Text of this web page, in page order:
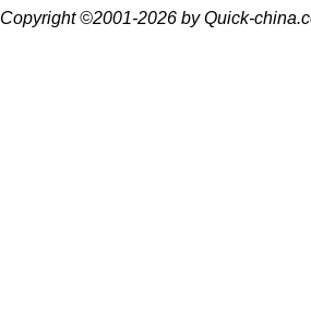
Copyright ©2001-2026 by Quick-